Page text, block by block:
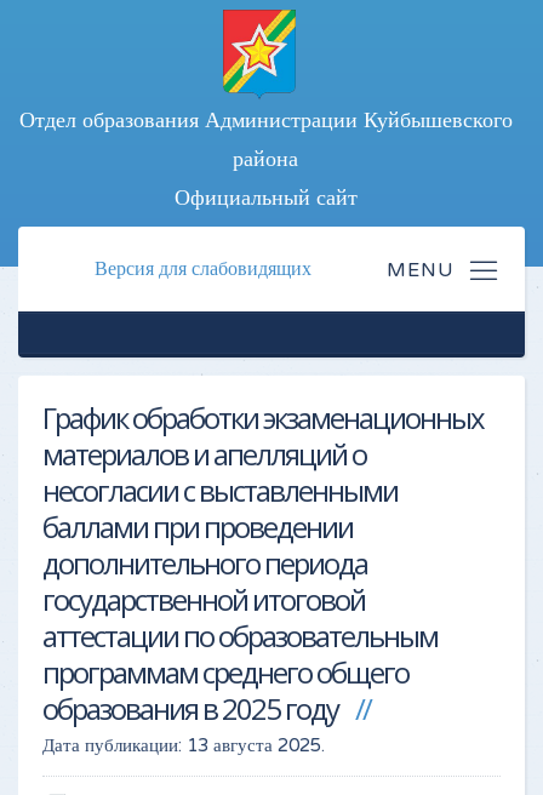
Отдел образования Администрации Куйбышевского
района
Официальный сайт
Версия для слабовидящих
График обработки экзаменационных
материалов и апелляций о
несогласии с выставленными
баллами при проведении
дополнительного периода
государственной итоговой
аттестации по образовательным
программам среднего общего
образования в 2025 году
Дата публикации: 13 августа 2025.